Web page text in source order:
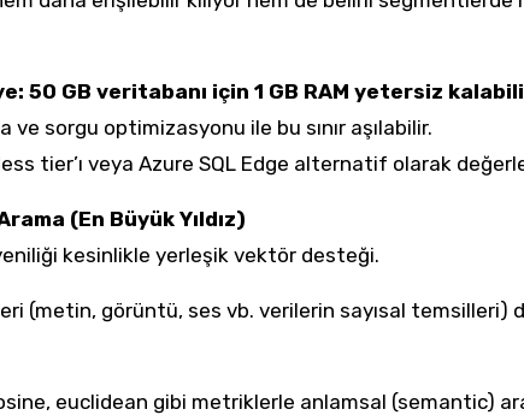
50 GB veritabanı için 1 GB RAM yetersiz
sorgu optimizasyonu ile bu sınır aşılabilir.
tier’ı veya Azure SQL Edge alternatif olarak
(En Büyük Yıldız)
kesinlikle yerleşik vektör desteği.
(metin, görüntü, ses vb. verilerin sayısal temsilleri)
euclidean gibi metriklerle anlamsal (semantic)